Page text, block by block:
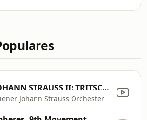
JOHANN STRAUSS II: TRITSCH-TRATSCH-POLKA, Op. 214
Johann Strauss Orchester